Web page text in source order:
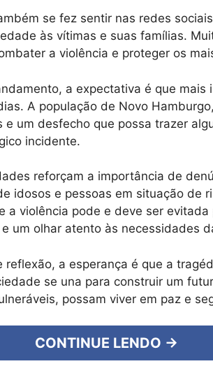
se fez sentir nas redes
às vítimas e suas famílias.
a violência e proteger os
a expectativa é que mais
A população de Novo
e um desfecho que possa trazer
incidente.
reforçam a importância de
idosos e pessoas em situação de
a violência pode e deve ser evitada
um olhar atento às necessidades
a esperança é que a
se una para construir um
possam viver em paz e
CONTINUE LENDO →